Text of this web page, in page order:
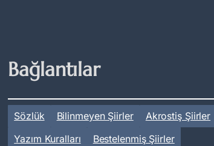
Bağlantılar
Sözlük Bilinmeyen Şiirler Akrostiş Şiirler
Yazım Kuralları
Bestelenmiş Şiirler